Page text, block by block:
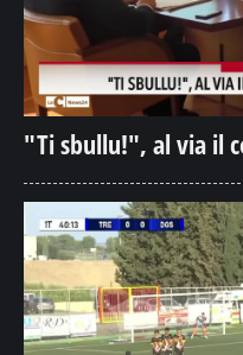
"Ti sbullu!", al via il